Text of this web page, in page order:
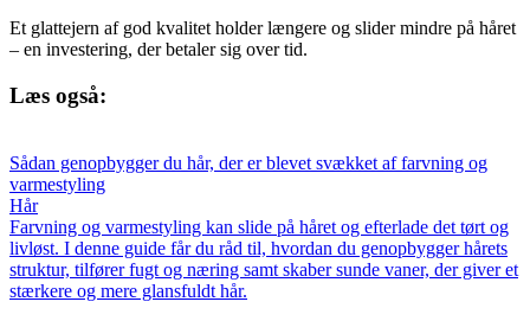
Et glattejern af god kvalitet holder længere og slider mindre på håret
– en investering, der betaler sig over tid.
Læs også:
Sådan genopbygger du hår, der er blevet svækket af farvning og
varmestyling
Hår
Farvning og varmestyling kan slide på håret og efterlade det tørt og
livløst. I denne guide får du råd til, hvordan du genopbygger hårets
struktur, tilfører fugt og næring samt skaber sunde vaner, der giver et
stærkere og mere glansfuldt hår.